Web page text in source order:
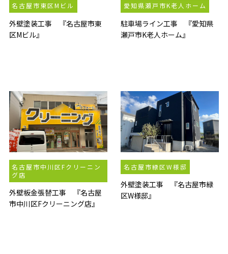
名古屋市東区Mビル
外壁塗装工事 『名古屋市東
区Mビル』
愛知県瀬戸市K老人ホーム
駐車場ライン工事 『愛知県
瀬戸市K老人ホーム』
名古屋市中川区Fクリーニン
グ店
外壁板金張替工事 『名古屋
市中川区Fクリーニング店』
名古屋市緑区W様邸
外壁塗装工事 『名古屋市緑
区W様邸』